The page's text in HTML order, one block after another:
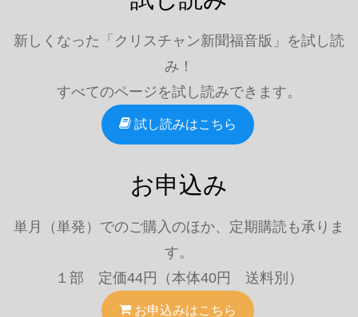
新しくなった「クリスチャン新聞福音版」を試し読
み！
すべてのページを試し読みできます。
試し読みはこちら
お申込み
単月（単発）でのご購入のほか、定期購読も承りま
す。
１部 定価44円（本体40円 送料別）
お申込みはこちら